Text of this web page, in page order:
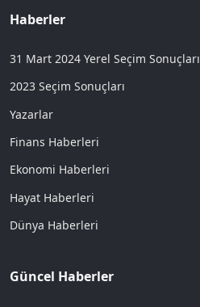
Haberler
31 Mart 2024 Yerel Seçim Sonuçları
2023 Seçim Sonuçları
Yazarlar
Finans Haberleri
Ekonomi Haberleri
Hayat Haberleri
Dünya Haberleri
Güncel Haberler